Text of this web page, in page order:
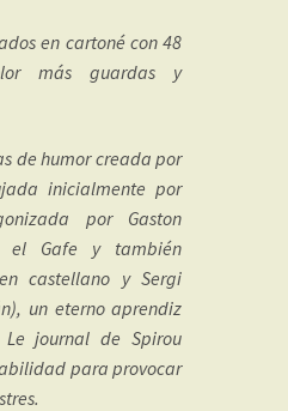
en cartoné con 48
más guardas y
de humor creada por
inicialmente por
por Gaston
el Gafe y también
castellano y Sergi
un eterno aprendiz
journal de Spirou
para provocar